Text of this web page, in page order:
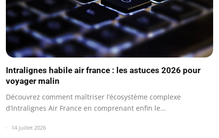
Intralignes habile air france : les astuces 2026 pour
voyager malin
Découvrez comment maîtriser l’écosystème complexe
d’Intralignes Air France en comprenant enfin le…
14 juillet 2026